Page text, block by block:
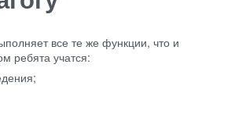
все те же функции, что и
ребята учатся: